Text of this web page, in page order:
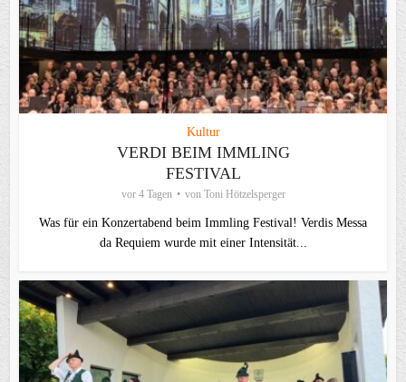
Kultur
VERDI BEIM IMMLING
FESTIVAL
vor 4 Tagen von Toni Hötzelsperger
Was für ein Konzertabend beim Immling Festival! Verdis Messa
da Requiem wurde mit einer Intensität...